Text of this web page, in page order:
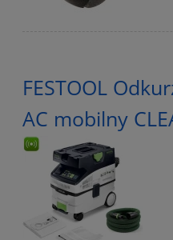
FESTOOL
AC mobilny